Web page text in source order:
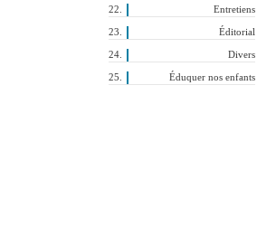
Entretiens
Éditorial
Divers
Éduquer nos enfants